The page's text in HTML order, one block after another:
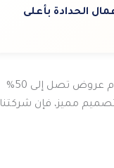
الحدادة بأعلى
تسعى شركة الغطاء الذهبي لتوفير تغطية شاملة للحدائق والمسابح ومواقف السيارات. تقدم عروض تصل إلى 50%
مميز، فإن شركتنا